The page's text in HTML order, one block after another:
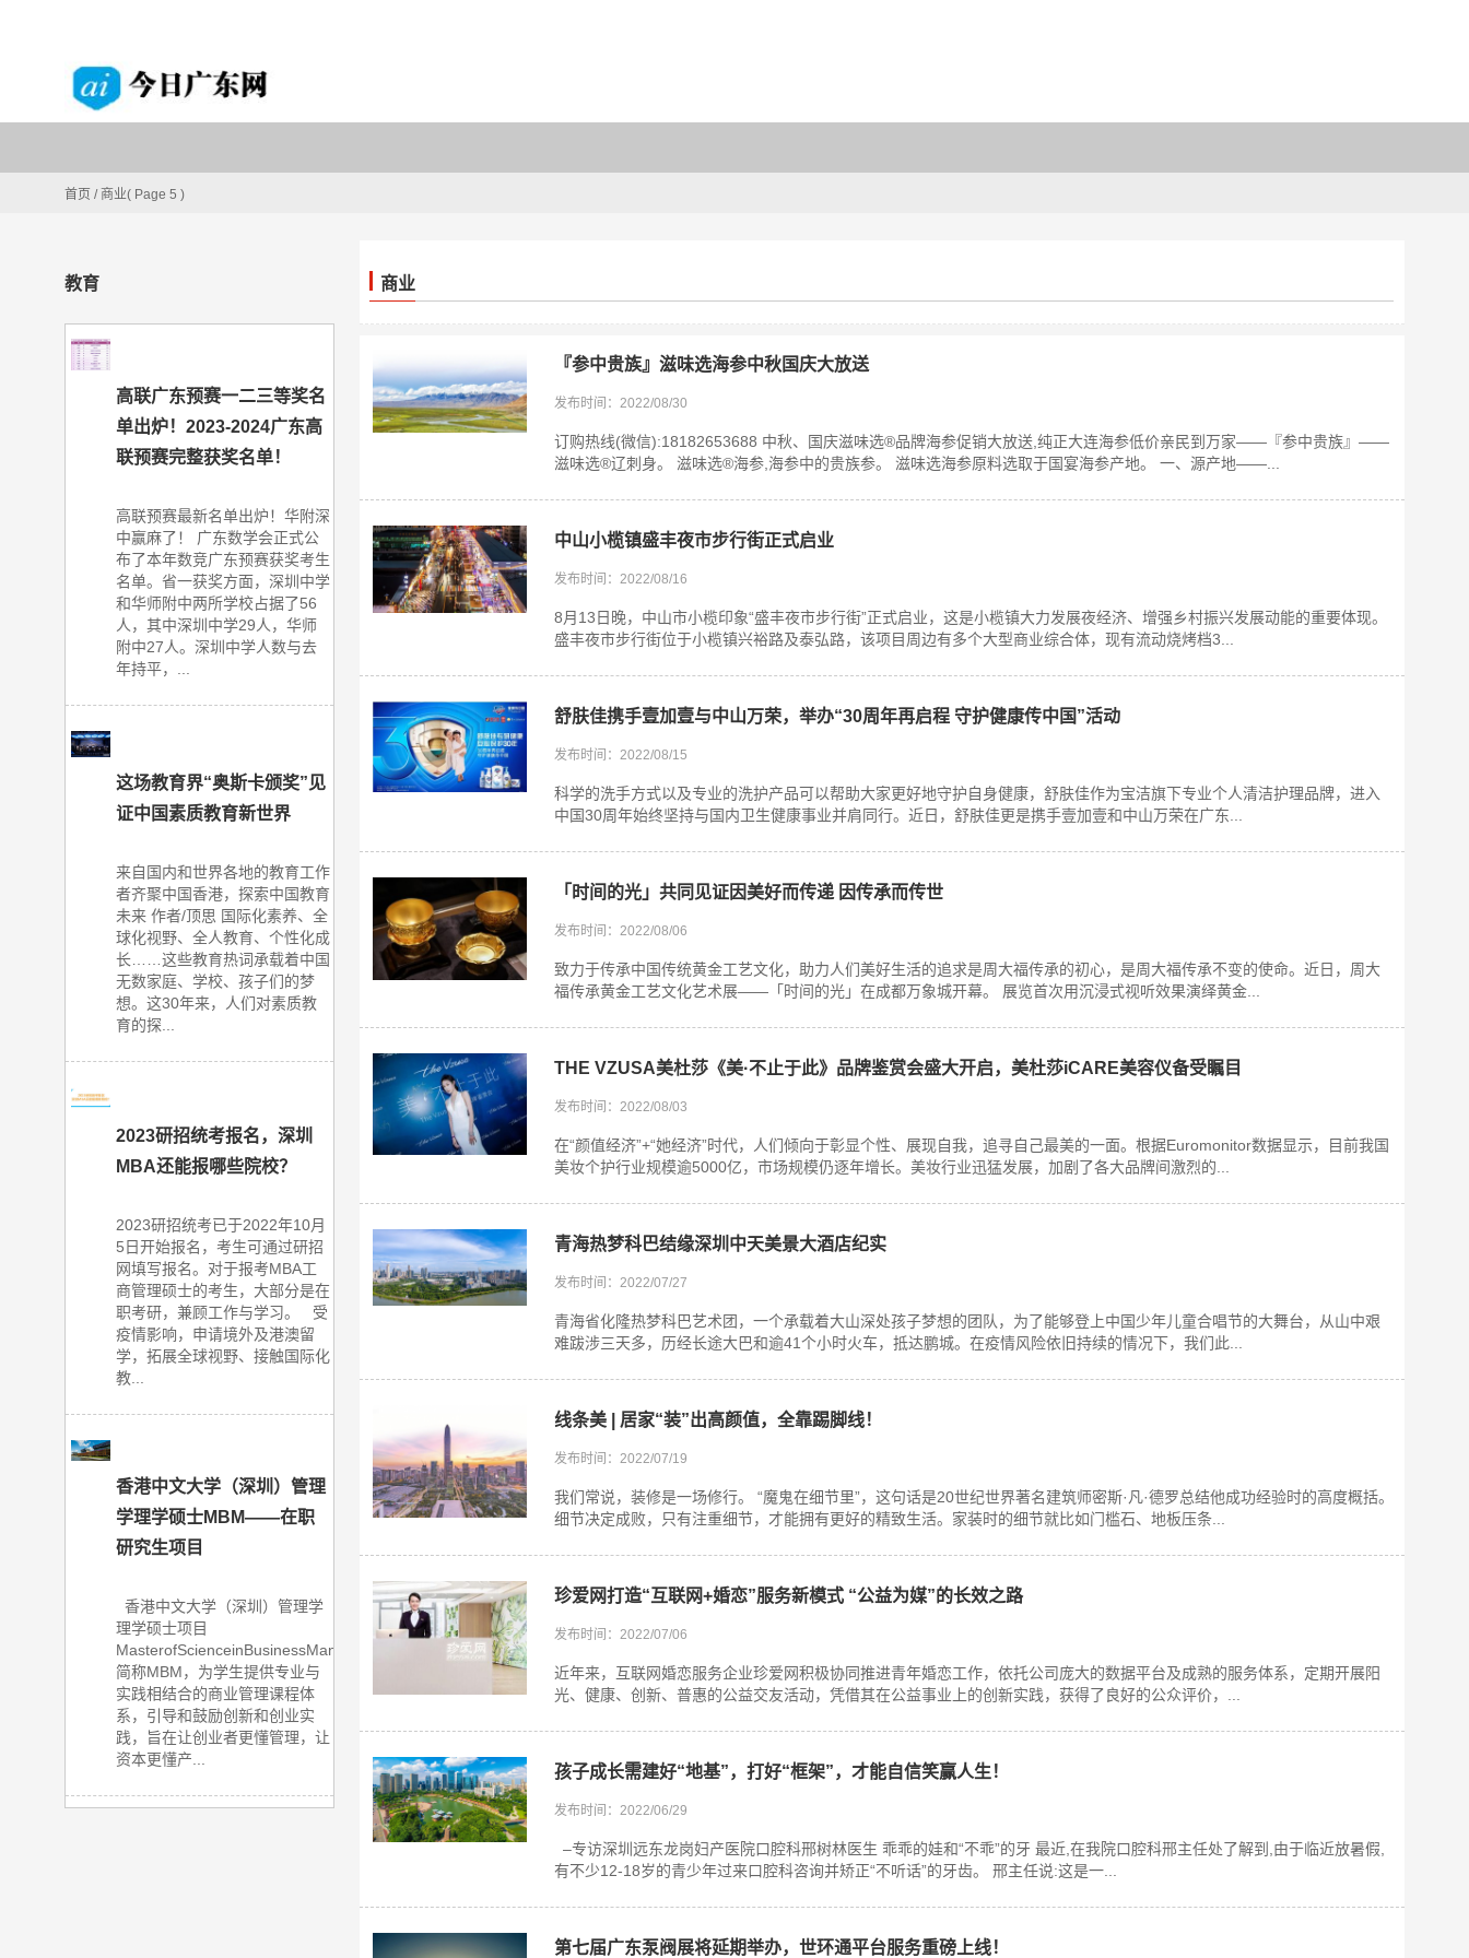
首页 / 商业( Page 5 )
教育
高联广东预赛一二三等奖名
单出炉！2023-2024广东高
联预赛完整获奖名单！
高联预赛最新名单出炉！华附深
中赢麻了！ 广东数学会正式公
布了本年数竞广东预赛获奖考生
名单。省一获奖方面，深圳中学
和华师附中两所学校占据了56
人，其中深圳中学29人，华师
附中27人。深圳中学人数与去
年持平，...
这场教育界“奥斯卡颁奖”见
证中国素质教育新世界
来自国内和世界各地的教育工作
者齐聚中国香港，探索中国教育
未来 作者/顶思 国际化素养、全
球化视野、全人教育、个性化成
长……这些教育热词承载着中国
无数家庭、学校、孩子们的梦
想。这30年来，人们对素质教
育的探...
2023研招统考报名，深圳
MBA还能报哪些院校？
2023研招统考已于2022年10月
5日开始报名，考生可通过研招
网填写报名。对于报考MBA工
商管理硕士的考生，大部分是在
职考研，兼顾工作与学习。 受
疫情影响，申请境外及港澳留
学，拓展全球视野、接触国际化
教...
香港中文大学（深圳）管理
学理学硕士MBM——在职
研究生项目
香港中文大学（深圳）管理学
理学硕士项目
MasterofScienceinBusinessManagement，
简称MBM，为学生提供专业与
实践相结合的商业管理课程体
系，引导和鼓励创新和创业实
践，旨在让创业者更懂管理，让
资本更懂产...
商业
『参中贵族』滋味选海参中秋国庆大放送
发布时间：2022/08/30
订购热线(微信):18182653688 中秋、国庆滋味选®品牌海参促销大放送,纯正大连海参低价亲民到万家——『参中贵族』——
滋味选®辽刺身。 滋味选®海参,海参中的贵族参。 滋味选海参原料选取于国宴海参产地。 一、源产地——...
中山小榄镇盛丰夜市步行街正式启业
发布时间：2022/08/16
8月13日晚，中山市小榄印象“盛丰夜市步行街”正式启业，这是小榄镇大力发展夜经济、增强乡村振兴发展动能的重要体现。
盛丰夜市步行街位于小榄镇兴裕路及泰弘路，该项目周边有多个大型商业综合体，现有流动烧烤档3...
舒肤佳携手壹加壹与中山万荣，举办“30周年再启程 守护健康传中国”活动
发布时间：2022/08/15
科学的洗手方式以及专业的洗护产品可以帮助大家更好地守护自身健康，舒肤佳作为宝洁旗下专业个人清洁护理品牌，进入
中国30周年始终坚持与国内卫生健康事业并肩同行。近日，舒肤佳更是携手壹加壹和中山万荣在广东...
「时间的光」共同见证因美好而传递 因传承而传世
发布时间：2022/08/06
致力于传承中国传统黄金工艺文化，助力人们美好生活的追求是周大福传承的初心，是周大福传承不变的使命。近日，周大
福传承黄金工艺文化艺术展——「时间的光」在成都万象城开幕。 展览首次用沉浸式视听效果演绎黄金...
THE VZUSA美杜莎《美·不止于此》品牌鉴赏会盛大开启，美杜莎iCARE美容仪备受瞩目
发布时间：2022/08/03
在“颜值经济”+“她经济”时代，人们倾向于彰显个性、展现自我，追寻自己最美的一面。根据Euromonitor数据显示，目前我国
美妆个护行业规模逾5000亿，市场规模仍逐年增长。美妆行业迅猛发展，加剧了各大品牌间激烈的...
青海热梦科巴结缘深圳中天美景大酒店纪实
发布时间：2022/07/27
青海省化隆热梦科巴艺术团，一个承载着大山深处孩子梦想的团队，为了能够登上中国少年儿童合唱节的大舞台，从山中艰
难跋涉三天多，历经长途大巴和逾41个小时火车，抵达鹏城。在疫情风险依旧持续的情况下，我们此...
线条美 | 居家“装”出高颜值，全靠踢脚线！
发布时间：2022/07/19
我们常说，装修是一场修行。 “魔鬼在细节里”，这句话是20世纪世界著名建筑师密斯·凡·德罗总结他成功经验时的高度概括。
细节决定成败，只有注重细节，才能拥有更好的精致生活。家装时的细节就比如门槛石、地板压条...
珍爱网打造“互联网+婚恋”服务新模式 “公益为媒”的长效之路
发布时间：2022/07/06
近年来，互联网婚恋服务企业珍爱网积极协同推进青年婚恋工作，依托公司庞大的数据平台及成熟的服务体系，定期开展阳
光、健康、创新、普惠的公益交友活动，凭借其在公益事业上的创新实践，获得了良好的公众评价，...
孩子成长需建好“地基”，打好“框架”，才能自信笑赢人生！
发布时间：2022/06/29
–专访深圳远东龙岗妇产医院口腔科邢树林医生 乖乖的娃和“不乖”的牙 最近,在我院口腔科邢主任处了解到,由于临近放暑假,
有不少12-18岁的青少年过来口腔科咨询并矫正“不听话”的牙齿。 邢主任说:这是一...
第七届广东泵阀展将延期举办，世环通平台服务重磅上线！